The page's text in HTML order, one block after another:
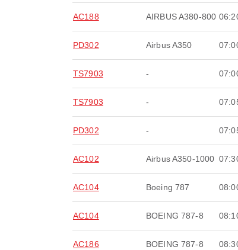
AC188 AIRBUS A380-800
PD302 Airbus A350
TS7903 -
TS7903 -
PD302 -
AC102 Airbus A350-1000
AC104 Boeing 787
AC104 BOEING 787-8
AC186 BOEING 787-8